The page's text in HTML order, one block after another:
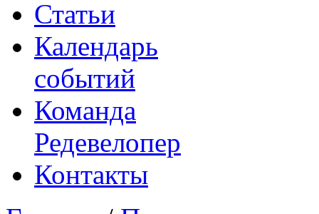
Статьи
Календарь
событий
Команда
Редевелопер
Контакты